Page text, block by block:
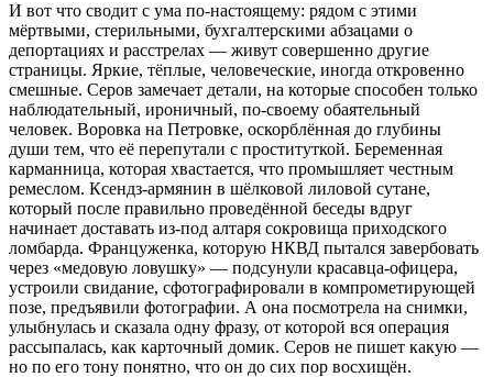
И вот что сводит с ума по-настоящему: рядом с этими
мёртвыми, стерильными, бухгалтерскими абзацами о
депортациях и расстрелах — живут совершенно другие
страницы. Яркие, тёплые, человеческие, иногда откровенно
смешные. Серов замечает детали, на которые способен только
наблюдательный, ироничный, по-своему обаятельный
человек. Воровка на Петровке, оскорблённая до глубины
души тем, что её перепутали с проституткой. Беременная
карманница, которая хвастается, что промышляет честным
ремеслом. Ксендз-армянин в шёлковой лиловой сутане,
который после правильно проведённой беседы вдруг
начинает доставать из-под алтаря сокровища приходского
ломбарда. Француженка, которую НКВД пытался завербовать
через «медовую ловушку» — подсунули красавца-офицера,
устроили свидание, сфотографировали в компрометирующей
позе, предъявили фотографии. А она посмотрела на снимки,
улыбнулась и сказала одну фразу, от которой вся операция
рассыпалась, как карточный домик. Серов не пишет какую —
но по его тону понятно, что он до сих пор восхищён.